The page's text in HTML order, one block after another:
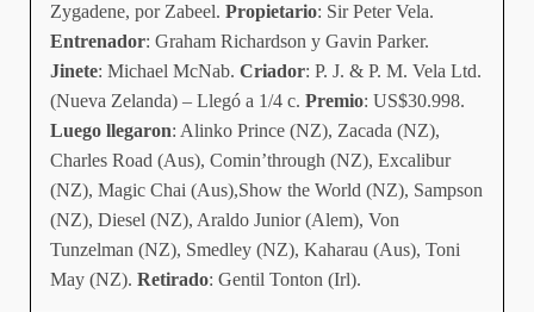
Zygadene, por Zabeel. Propietario: Sir Peter Vela.
Entrenador: Graham Richardson y Gavin Parker.
Jinete: Michael McNab. Criador: P. J. & P. M. Vela Ltd.
(Nueva Zelanda) – Llegó a 1/4 c. Premio: US$30.998.
Luego llegaron: Alinko Prince (NZ), Zacada (NZ),
Charles Road (Aus), Comin’through (NZ), Excalibur
(NZ), Magic Chai (Aus),Show the World (NZ), Sampson
(NZ), Diesel (NZ), Araldo Junior (Alem), Von
Tunzelman (NZ), Smedley (NZ), Kaharau (Aus), Toni
May (NZ). Retirado: Gentil Tonton (Irl).